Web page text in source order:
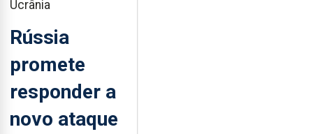
Ucrânia
Rússia
promete
responder a
novo ataque